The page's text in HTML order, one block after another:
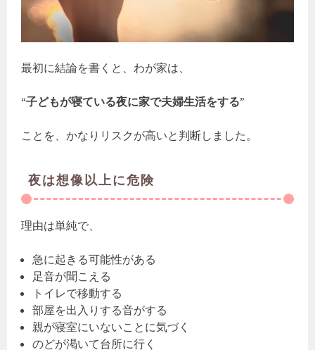
最初に結論を書くと、わが家は、
“子どもが寝ている夜に家で夫婦生活をする”
ことを、かなりリスクが高いと判断しました。
夜は想像以上に危険
理由は単純で、
急に起きる可能性がある
足音が聞こえる
トイレで移動する
部屋を出入りする音がする
親が寝室にいないことに気づく
のどが渇いて台所に行く